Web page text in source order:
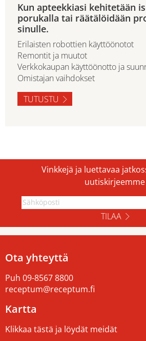
Kun apteekkiasi kehitetään
porukalla tai räätälöidään
sinulle.
Erilaisten robottien käyttöönotot
Remontit ja muutot
Verkkokaupan käyttöönotto ja
Omistajan vaihdokset
TUTUSTU
Vinkkejä ja luettavaa
uutiskirjeemme
TILAA
Ota yhteyttä
Puh 09-8567 8800
receptum@receptum.fi
Kartta
Klikkaa tästä ja löydät meidät